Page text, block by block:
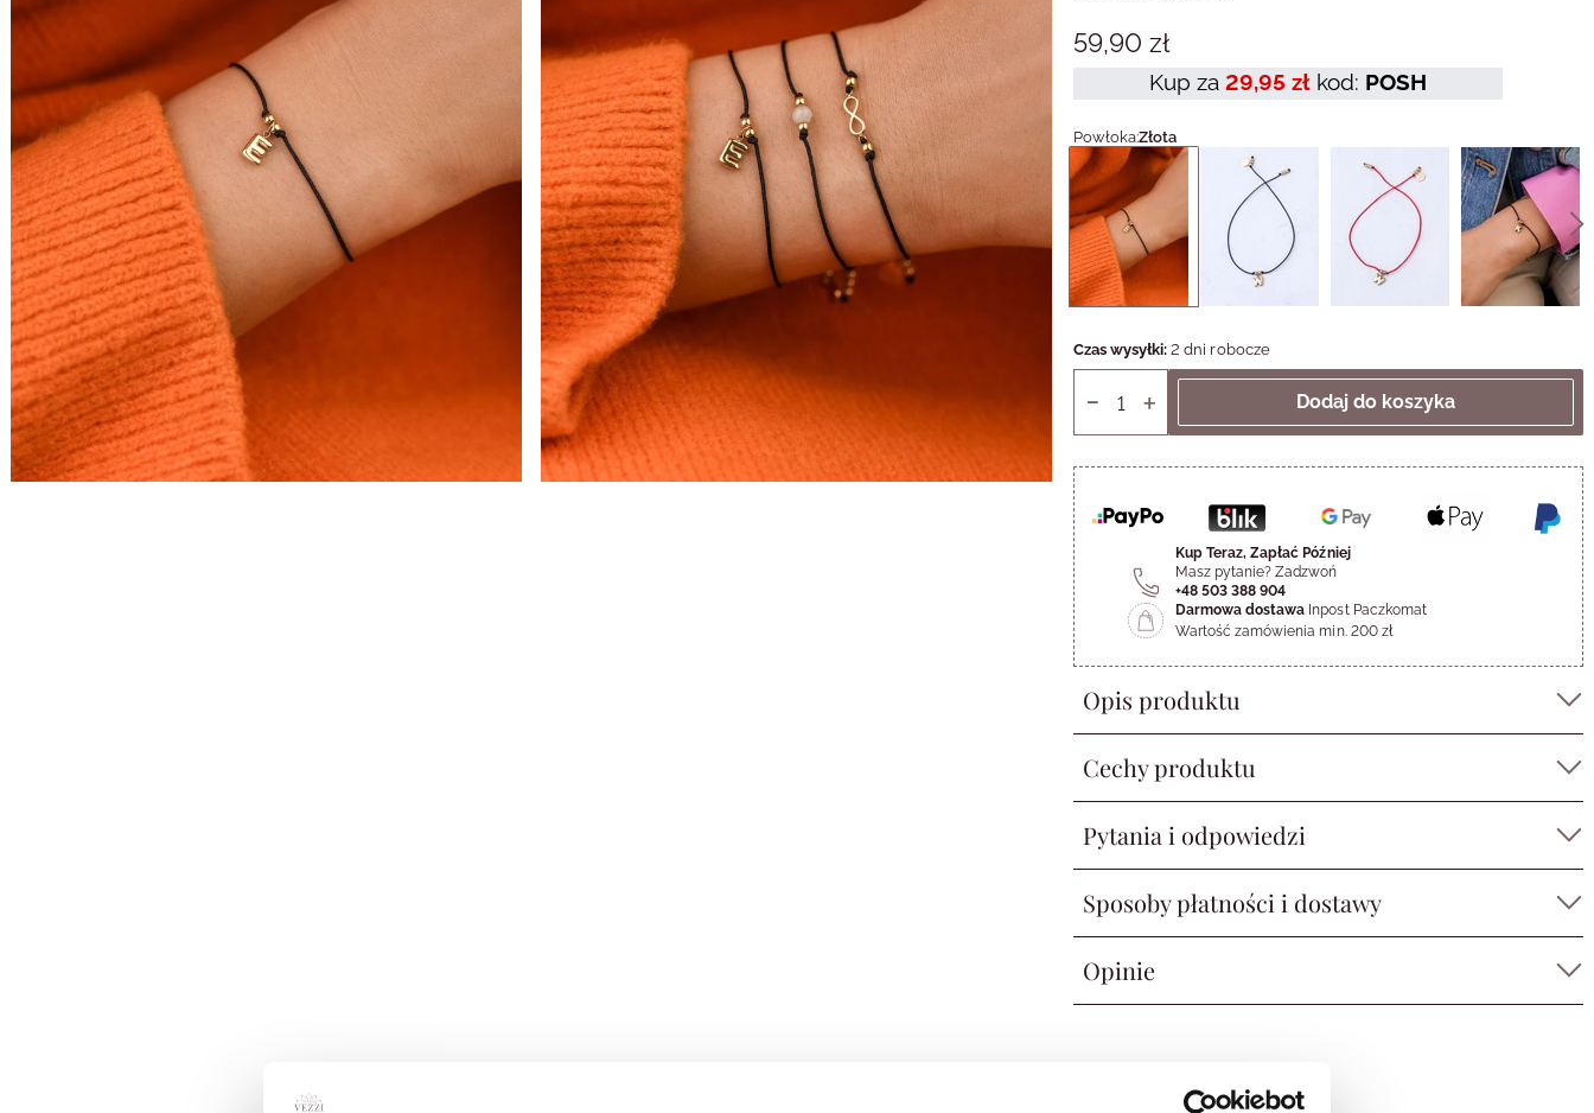
59,90 zł
Kup za 29,95 zł kod: POSH
Powłoka:Złota
Czas wysyłki:2 dni robocze
Kup Teraz, Zapłać Później
Masz pytanie? Zadzwoń
+48 503 388 904
Darmowa dostawa Inpost Paczkomat
Wartość zamówienia min. 200 zł
Opis produktu
Cechy produktu
Pytania i odpowiedzi
Sposoby płatności i dostawy
Opinie